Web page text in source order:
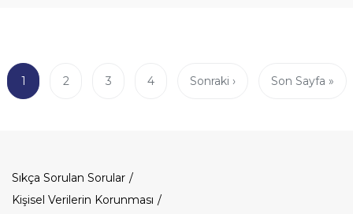
Sayfalama
Şu
an
1 Page
2 Page
3 Page
4
Sonraki
Sonraki ›
Son
Son Sayfa »
Dipnot
Sıkça Sorulan Sorular
Kişisel Verilerin Korunması